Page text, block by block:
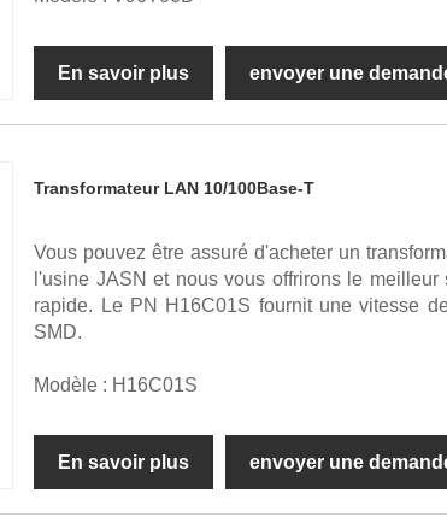
En savoir plus envoyer une
Transformateur LAN 10/100Base-T
Vous pouvez être assuré d'acheter un
l'usine JASN et nous vous offrirons le
rapide. Le PN H16C01S fournit une vitesse
SMD.
Modèle : H16C01S
En savoir plus envoyer une